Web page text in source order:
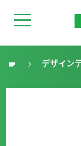
トップ デザイン